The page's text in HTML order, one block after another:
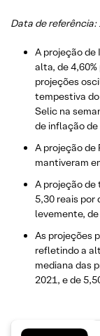
Data de referência:
A projeção de
alta, de 4,60%
projeções
tempestiva
Selic na
de inflação
A projeção de
mantiveram
A projeção de
5,30 reais por
levemente,
As projeções
refletindo a
mediana das
2021, e de